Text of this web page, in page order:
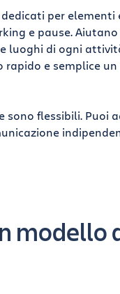
per elementi
e pause.
luoghi di ogni
e semplice
flessibili. Puoi
modello